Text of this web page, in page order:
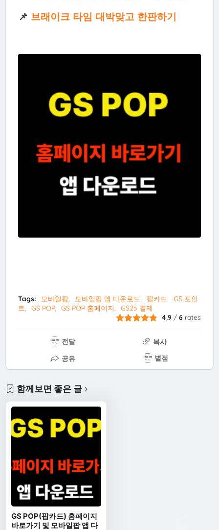
📌 브래이크 타임 대박맞고 한판하기
Tags: 모바일팝 모바일팝 앱 다운로드 팝카드
GS 포인
트
GS POP GS POP 홈페이지
GS25 결제
4.9 /6 rates
전달
복사
공유
별점
함께보면 좋은 글
GS POP(팝카드) 홈페이지
바로가기 및 모바일팝 앱 다